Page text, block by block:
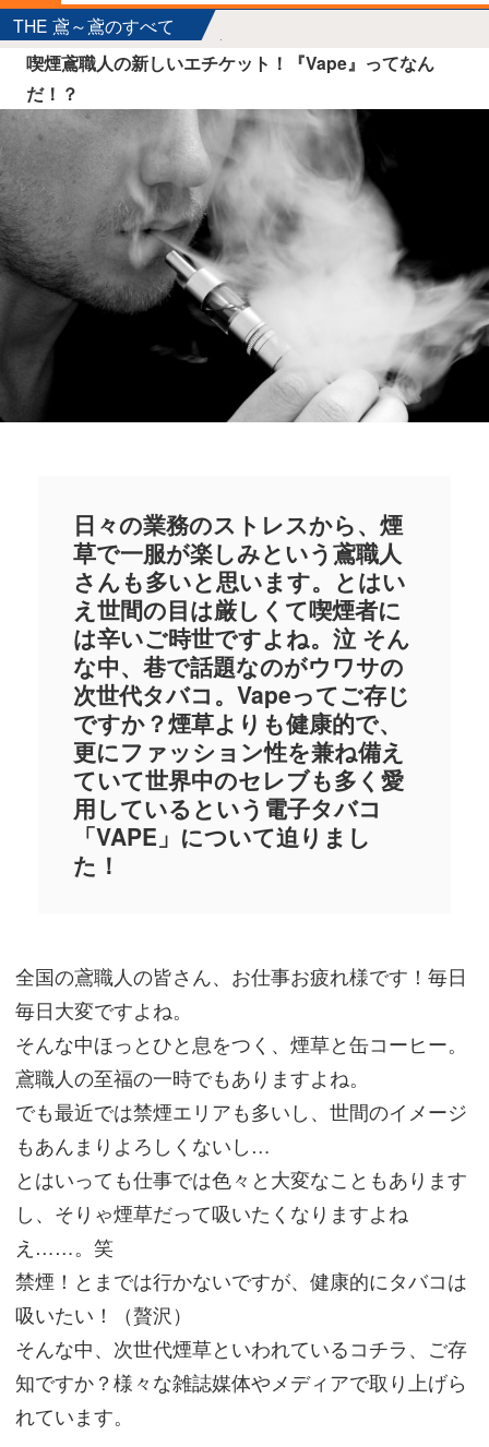
THE 鳶～鳶のすべて
喫煙鳶職人の新しいエチケット！『Vape』ってなん
だ！？
日々の業務のストレスから、煙
草で一服が楽しみという鳶職人
さんも多いと思います。とはい
え世間の目は厳しくて喫煙者に
は辛いご時世ですよね。泣 そん
な中、巷で話題なのがウワサの
次世代タバコ。Vapeってご存じ
ですか？煙草よりも健康的で、
更にファッション性を兼ね備え
ていて世界中のセレブも多く愛
用しているという電子タバコ
「VAPE」について迫りまし
た！
全国の鳶職人の皆さん、お仕事お疲れ様です！毎日
毎日大変ですよね。
そんな中ほっとひと息をつく、煙草と缶コーヒー。
鳶職人の至福の一時でもありますよね。
でも最近では禁煙エリアも多いし、世間のイメージ
もあんまりよろしくないし…
とはいっても仕事では色々と大変なこともあります
し、そりゃ煙草だって吸いたくなりますよね
え……。笑
禁煙！とまでは行かないですが、健康的にタバコは
吸いたい！（贅沢）
そんな中、次世代煙草といわれているコチラ、ご存
知ですか？様々な雑誌媒体やメディアで取り上げら
れています。